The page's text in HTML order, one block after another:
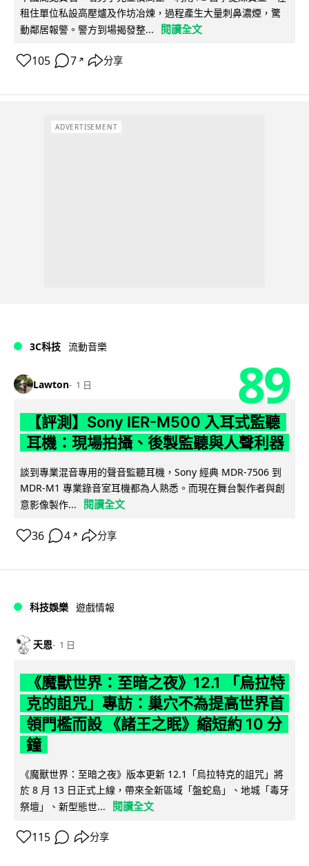
租住單位私設高壓爐及作坊冶煉，過程產生大量刺鼻濃煙，驚
動鄰居報警。警方到場揭發整...
閱讀全文
105 7 ↗ 分享
ADVERTISEMENT
3C科技 流動音樂
Lawton 1 日 89
【評測】Sony IER-M500 入耳式監聽
耳機：現場拍攝、後製監聽與人聲利器
談到專業混音專用的聲音監聽耳機，Sony 經典 MDR-7506 到
MDR-M1 專業錄音室耳機都為人熟悉。而現在舞台製作者與創
意影像製作...
閱讀全文
36 4 ↗ 分享
科技娛樂 遊戲情報
天恩 1 日
《魔獸世界：至暗之夜》12.1 「烏拉特
克的詛咒」專訪：巢穴不為提高世界首
領門檻而設 《諸王之眠》縮短約 10 分
鐘
《魔獸世界：至暗之夜》版本更新 12.1「烏拉特克的詛咒」將
於 8 月 13 日正式上線，帶來全新區域「盤蛇島」、地城「毒牙
祭壇」、新型態世...
閱讀全文
115 分享